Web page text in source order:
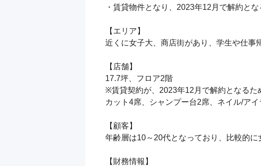
・賃貸物件となり、2023年12月で解約と
【エリア】
近くに女子大、商店街があり、学生や仕事
【店舗】
17.7坪、フロア2階
※賃貸契約が、2023年12月で解約となるた
カット4席、シャンプー台2席、ネイル/ア
【顧客】
年齢層は10～20代となっており、比較的に
【財務情報】